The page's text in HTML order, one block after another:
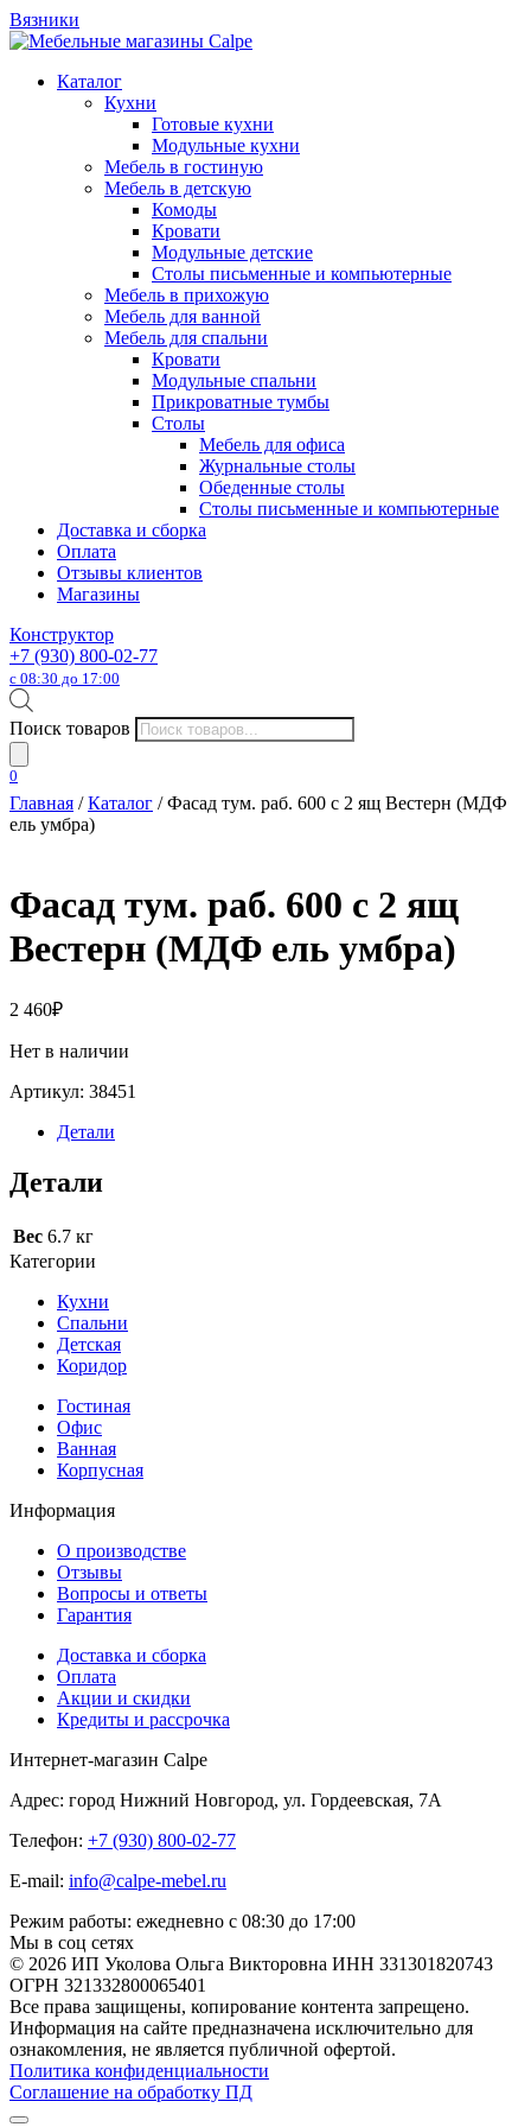
Вязники
Каталог
Кухни
Готовые кухни
Модульные кухни
Мебель в гостиную
Мебель в детскую
Комоды
Кровати
Модульные детские
Столы письменные и компьютерные
Мебель в прихожую
Мебель для ванной
Мебель для спальни
Кровати
Модульные спальни
Прикроватные тумбы
Столы
Мебель для офиса
Журнальные столы
Обеденные столы
Столы письменные и компьютерные
Доставка и сборка
Оплата
Отзывы клиентов
Магазины
Конструктор
+7 (930) 800-02-77
с 08:30 до 17:00
Поиск товаров
0
Главная /Каталог / Фасад тум. раб. 600 с 2 ящ Вестерн (МДФ
ель умбра)
Фасад тум. раб. 600 с 2 ящ
Вестерн (МДФ ель умбра)
2 460₽
Нет в наличии
Артикул: 38451
Детали
Детали
Вес 6.7 кг
Категории
Кухни
Спальни
Детская
Коридор
Гостиная
Офис
Ванная
Корпусная
Информация
О производстве
Отзывы
Вопросы и ответы
Гарантия
Доставка и сборка
Оплата
Акции и скидки
Кредиты и рассрочка
Интернет-магазин Calpe
Адрес: город Нижний Новгород, ул. Гордеевская, 7А
Телефон: +7 (930) 800-02-77
E-mail: info@calpe-mebel.ru
Режим работы: ежедневно с 08:30 до 17:00
Мы в соц сетях
© 2026 ИП Уколова Ольга Викторовна ИНН 331301820743
ОГРН 321332800065401
Все права защищены, копирование контента запрещено.
Информация на сайте предназначена исключительно для
ознакомления, не является публичной офертой.
Политика конфиденциальности
Соглашение на обработку ПД